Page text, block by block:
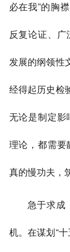
必在我”的胸
反复论证、
发展的纲领性
经得起历史检
无论是制定
理论，都需
真的慢功夫，
急于求成
机。在谋划“